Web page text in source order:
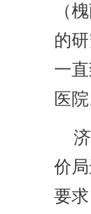
（
的
一
医院
济
价
要